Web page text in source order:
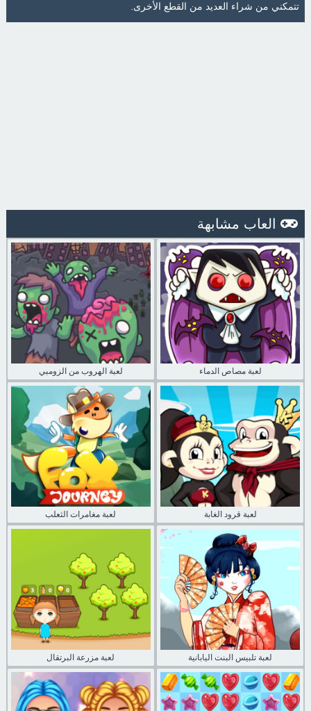
تتمكني من شراء العديد من القطع الأخرى.
العاب مشابهة
لعبة الهروب من الزومبي لعبة مصاص الدماء
لعبة مغامرات الثعلب لعبة قرود الغابة
لعبة مزرعة البرتقال لعبة تلبيس البنت اليابانية